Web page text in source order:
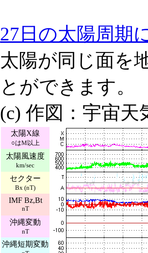
27日の太陽周期
太陽が同じ面を
とができます。
(c) 作図：宇宙天
太陽X線
○はM以上
太陽風速度
km/sec
セクター
Bx (nT)
IMF Bz,Bt
nT
沖縄変動
nT
沖縄短期変動